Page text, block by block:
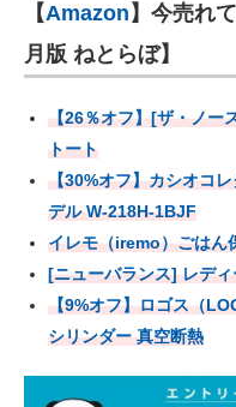
【Amazon 】今売れ
月版 ねとらぼ】
【26％オフ】[ザ・ノー
トート
【30%オフ】カシオコ
デル W-218H-1BJF
イレモ（iremo）ごはん
[ニューバランス] レデ
【9%オフ】ロゴス（
シリンダー 真空断熱